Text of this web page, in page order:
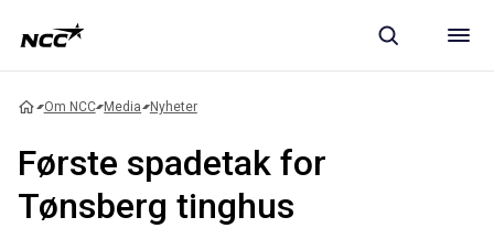
Om NCC Media Nyheter
Første spadetak for
Tønsberg tinghus